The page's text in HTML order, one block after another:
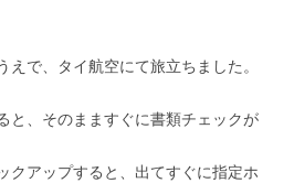
で、タイ航空にて旅立ちました。
と、そのまますぐに書類チェックが
クアップすると、出てすぐに指定ホ